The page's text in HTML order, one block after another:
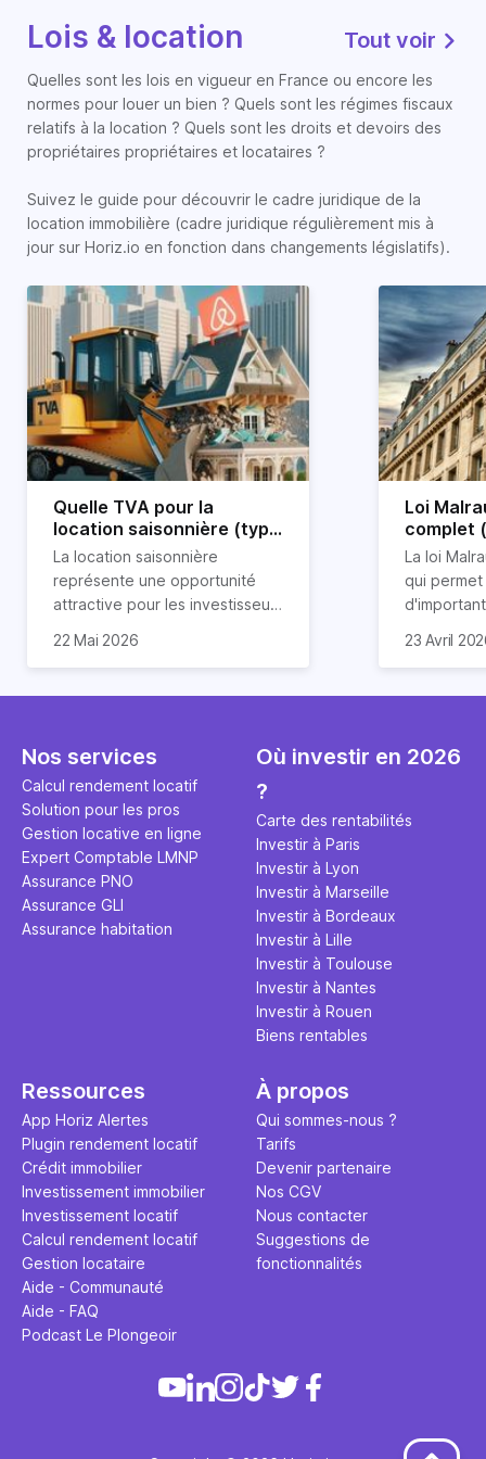
Lois & location Tout voir
Quelles sont les lois en vigueur en France ou encore les
normes pour louer un bien ? Quels sont les régimes fiscaux
relatifs à la location ? Quels sont les droits et devoirs des
propriétaires propriétaires et locataires ?
Suivez le guide pour découvrir le cadre juridique de la
location immobilière (cadre juridique régulièrement mis à
jour sur Horiz.io en fonction dans changements législatifs).
Quelle TVA pour la
location saisonnière (type
airbnb) ?
La location saisonnière
représente une opportunité
attractive pour les investisseurs
patrimoine et générer des
Cependant, il est crucial de
notamment la TVA, afin
Et qu’a-t-on appris à la rentrée
la TVA est généralisé pour les
saisonnière dans certaines
cet article.
22 Mai 2026
Loi
complet
La loi
qui
dimension
complet !
23 Avril
Nos services
Calcul rendement locatif
Solution pour les pros
Gestion locative en ligne
Expert Comptable LMNP
Assurance PNO
Assurance GLI
Assurance habitation
Où investir en 2026
?
Carte des rentabilités
Investir à Paris
Investir à Lyon
Investir à Marseille
Investir à Bordeaux
Investir à Lille
Investir à Toulouse
Investir à Nantes
Investir à Rouen
Biens rentables
Ressources
App Horiz Alertes
Plugin rendement locatif
Crédit immobilier
Investissement immobilier
Investissement locatif
Calcul rendement locatif
Gestion locataire
Aide - Communauté
Aide - FAQ
Podcast Le Plongeoir
À propos
Qui sommes-nous ?
Tarifs
Devenir partenaire
Nos CGV
Nous contacter
Suggestions de
fonctionnalités